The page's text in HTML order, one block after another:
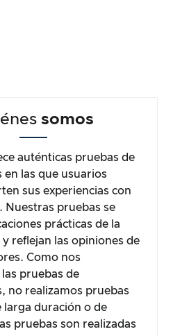
somos
auténticas pruebas de
en las que usuarios
sus experiencias con
Nuestras pruebas se
prácticas de la
reflejan las opiniones de
Como nos
pruebas de
no realizamos pruebas
larga duración o de
pruebas son realizadas